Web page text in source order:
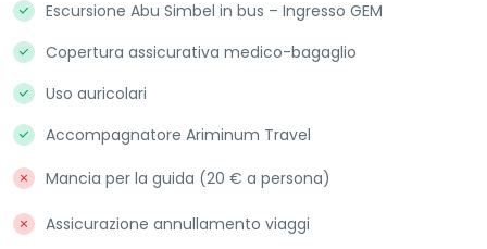
Escursione Abu Simbel in bus – Ingresso GEM
Copertura assicurativa medico-bagaglio
Uso auricolari
Accompagnatore Ariminum Travel
Mancia per la guida (20 € a persona)
Assicurazione annullamento viaggi